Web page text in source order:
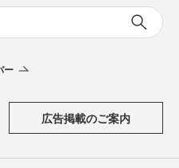
ー
広告掲載のご案内